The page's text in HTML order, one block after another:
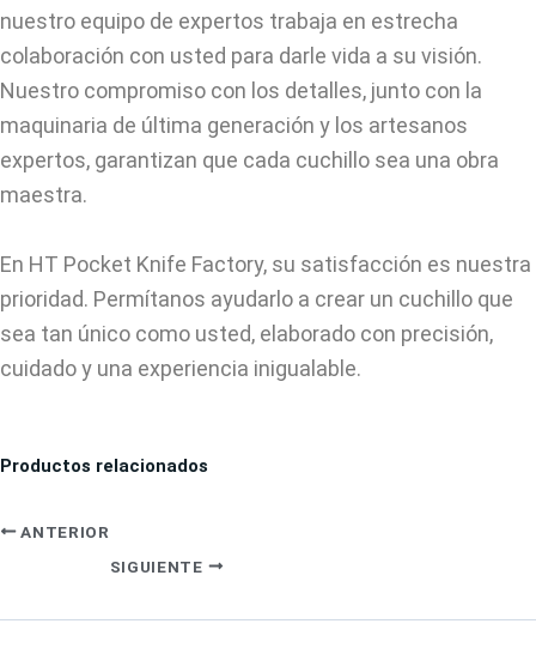
nuestro equipo de expertos trabaja en estrecha
colaboración con usted para darle vida a su visión.
Nuestro compromiso con los detalles, junto con la
maquinaria de última generación y los artesanos
expertos, garantizan que cada cuchillo sea una obra
maestra.
En HT Pocket Knife Factory, su satisfacción es nuestra
prioridad. Permítanos ayudarlo a crear un cuchillo que
sea tan único como usted, elaborado con precisión,
cuidado y una experiencia inigualable.
Productos relacionados
ANTERIOR
SIGUIENTE